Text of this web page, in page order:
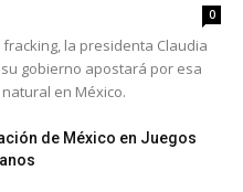
0
la presidenta Claudia
gobierno apostará por esa
en México.
de México en Juegos